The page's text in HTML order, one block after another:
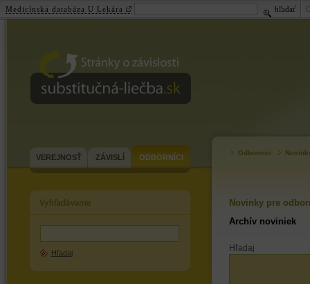
substitučná-liečba.sk
VEREJNOSŤ ZÁVISLÍ ODBORNÍCI
Hľadaj
Odborníci
Novinky pre
Archív noviniek
Hľadaj
Medicínska databáza U Lekára hľadať